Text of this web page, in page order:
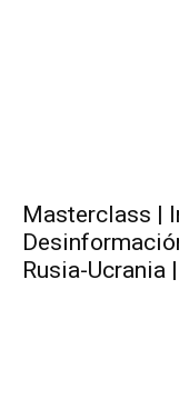
Masterclass |
Rusia-Ucrania